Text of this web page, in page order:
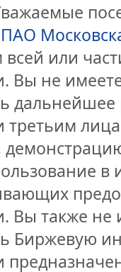
ПАО
всей или
Вы не
Вы также не
Биржевую